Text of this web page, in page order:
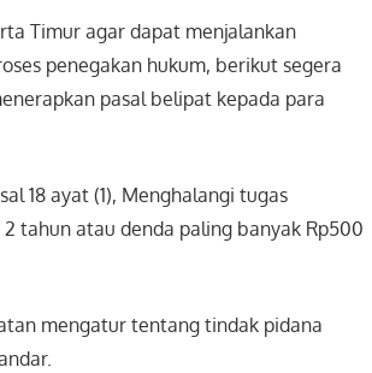
Timur agar dapat menjalankan
penegakan hukum, berikut segera
pasal belipat kepada para
18 ayat (1), Menghalangi tugas
tahun atau denda paling banyak Rp500
mengatur tentang tindak pidana